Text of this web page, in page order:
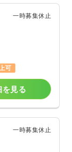
一時募集休止
可
を見る
一時募集休止